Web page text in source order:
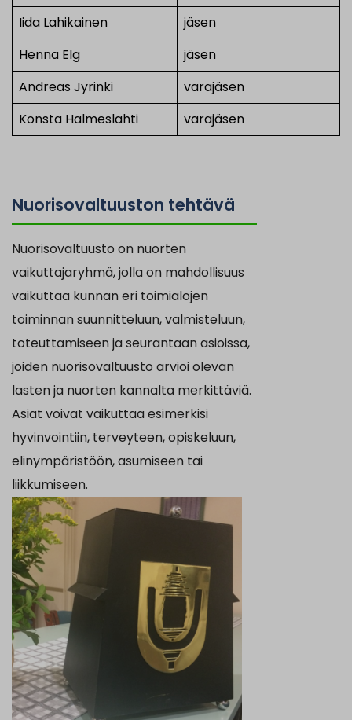
Iida Lahikainen
jäsen
Henna Elg
jäsen
Andreas Jyrinki
varajäsen
Konsta Halmeslahti
varajäsen
Nuorisovaltuuston tehtävä
Nuorisovaltuusto on nuorten
vaikuttajaryhmä, jolla on mahdollisuus
vaikuttaa kunnan eri toimialojen
toiminnan suunnitteluun, valmisteluun,
toteuttamiseen ja seurantaan asioissa,
joiden nuorisovaltuusto arvioi olevan
lasten ja nuorten kannalta merkittäviä.
Asiat voivat vaikuttaa esimerkisi
hyvinvointiin, terveyteen, opiskeluun,
elinympäristöön, asumiseen tai
liikkumiseen.